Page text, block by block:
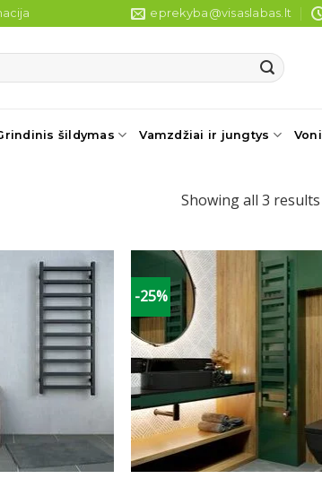
eprekyba@visaslabas.lt
šildymas Vamzdžiai ir jungtys
Showing all 3 results
-25%
+